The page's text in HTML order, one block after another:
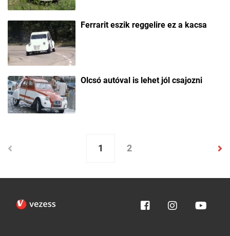
Ferrarit eszik reggelire ez a kacsa
Olcsó autóval is lehet jól csajozni
1 2